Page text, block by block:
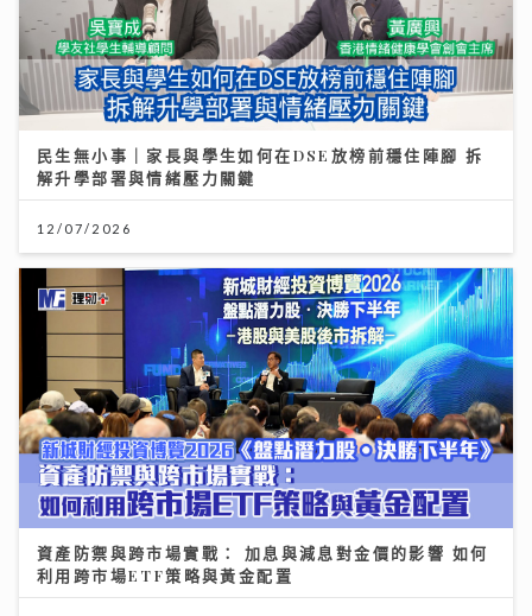
民生無小事｜家長與學生如何在DSE放榜前穩住陣腳 拆
解升學部署與情緒壓力關鍵
12/07/2026
資產防禦與跨市場實戰： 加息與減息對金價的影響 如何
利用跨市場ETF策略與黃金配置